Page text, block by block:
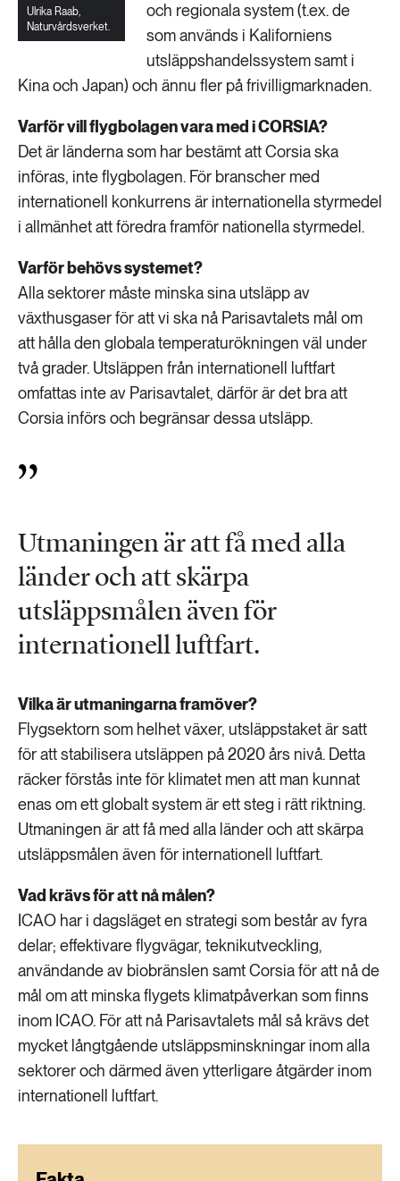
Ulrika Raab,
Naturvårdsverket.
och regionala system (t.ex. de
som används i Kaliforniens
utsläppshandelssystem samt i
Kina och Japan) och ännu fler på frivilligmarknaden.
Varför vill flygbolagen vara med i CORSIA?
Det är länderna som har bestämt att Corsia ska
införas, inte flygbolagen. För branscher med
internationell konkurrens är internationella styrmedel
i allmänhet att föredra framför nationella styrmedel.
Varför behövs systemet?
Alla sektorer måste minska sina utsläpp av
växthusgaser för att vi ska nå Parisavtalets mål om
att hålla den globala temperaturökningen väl under
två grader. Utsläppen från internationell luftfart
omfattas inte av Parisavtalet, därför är det bra att
Corsia införs och begränsar dessa utsläpp.
Utmaningen är att få med alla
länder och att skärpa
utsläppsmålen även för
internationell luftfart.
Vilka är utmaningarna framöver?
Flygsektorn som helhet växer, utsläppstaket är satt
för att stabilisera utsläppen på 2020 års nivå. Detta
räcker förstås inte för klimatet men att man kunnat
enas om ett globalt system är ett steg i rätt riktning.
Utmaningen är att få med alla länder och att skärpa
utsläppsmålen även för internationell luftfart.
Vad krävs för att nå målen?
ICAO har i dagsläget en strategi som består av fyra
delar; effektivare flygvägar, teknikutveckling,
användande av biobränslen samt Corsia för att nå de
mål om att minska flygets klimatpåverkan som finns
inom ICAO. För att nå Parisavtalets mål så krävs det
mycket långtgående utsläppsminskningar inom alla
sektorer och därmed även ytterligare åtgärder inom
internationell luftfart.